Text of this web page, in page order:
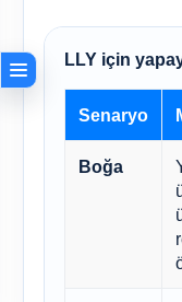
LLY için
Senaryo
Boğa